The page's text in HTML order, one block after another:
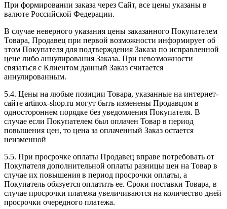
При формировании заказа через Сайт, все цены указаны в
валюте Российской Федерации.
В случае неверного указания цены заказанного Покупателем
Товара, Продавец при первой возможности информирует об
этом Покупателя для подтверждения Заказа по исправленной
цене либо аннулирования Заказа. При невозможности
связаться с Клиентом данный Заказ считается
аннулированным.
5.4. Цены на любые позиции Товара, указанные на интернет-
сайте artinox-shop.ru могут быть изменены Продавцом в
одностороннем порядке без уведомления Покупателя. В
случае если Покупателем был оплачен Товар в период
повышения цен, то цена за оплаченный Заказ остается
неизменной
5.5. При просрочке оплаты Продавец вправе потребовать от
Покупателя дополнительной оплаты разницы цен на Товар в
случае их повышения в период просрочки оплаты, а
Покупатель обязуется оплатить ее. Сроки поставки Товара, в
случае просрочки платежа увеличиваются на количество дней
просрочки очередного платежа.